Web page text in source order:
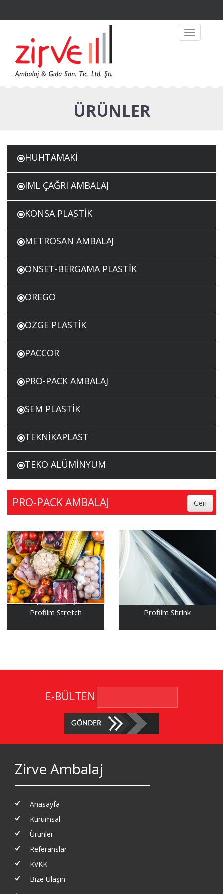
Toggle
navigation
ÜRÜNLER
HUHTAMAKİ
IML ÇAĞRI AMBALAJ
KONSA PLASTİK
METROSAN AMBALAJ
ONSET-BERGAMA PLASTİK
OREGO
ÖZGE PLASTİK
PACCOR
PRO-PACK AMBALAJ
SEM PLASTİK
TEKNİKAPLAST
TEKO ALÜMİNYUM
PRO-PACK AMBALAJ
Profilm Stretch Profilm Shrink
E-BÜLTEN
Zirve Ambalaj
Anasayfa
Kurumsal
Ürünler
Referanslar
KVKK
Bize Ulaşın